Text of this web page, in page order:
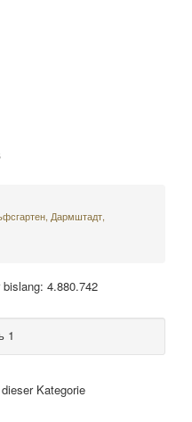
Дармштадт,
4.880.742
1
Kategorie